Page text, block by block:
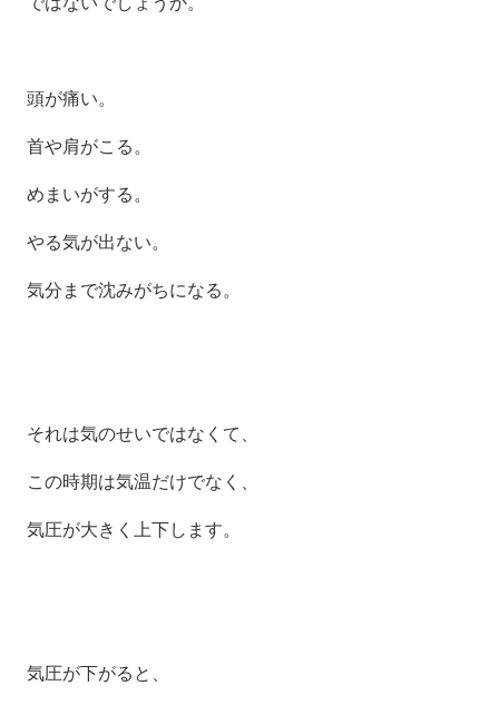
頭が痛い。
首や肩がこる。
めまいがする。
やる気が出ない。
気分まで沈みがちになる。
それは気のせいではなくて、
この時期は気温だけでなく、
気圧が大きく上下します。
気圧が下がると、